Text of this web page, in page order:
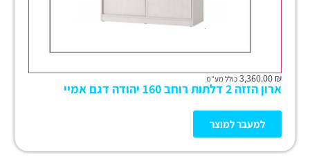
₪ כולל מע"מ
ארון הזזה 2 דלתות רוחב 160 יהודה דגם אמיי
למעבר למוצר